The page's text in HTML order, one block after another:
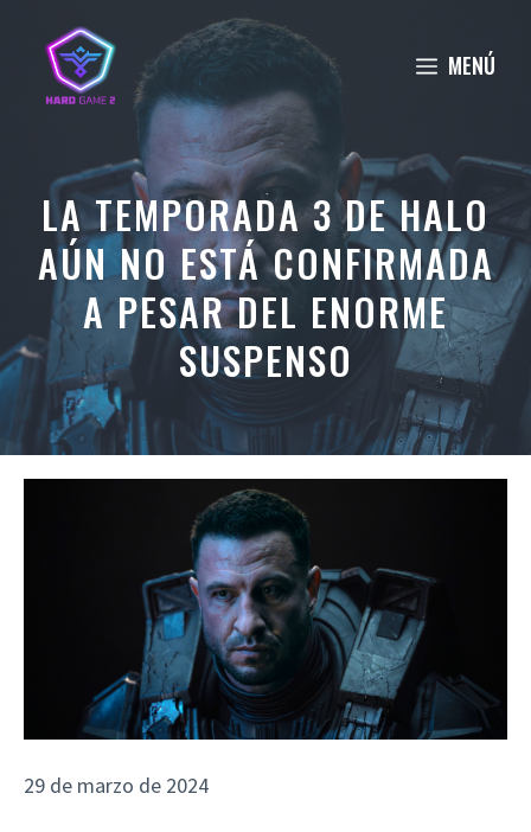
contenido
MENÚ
LA TEMPORADA 3 DE HALO
AÚN NO ESTÁ CONFIRMADA
A PESAR DEL ENORME
SUSPENSO
29 de marzo de 2024